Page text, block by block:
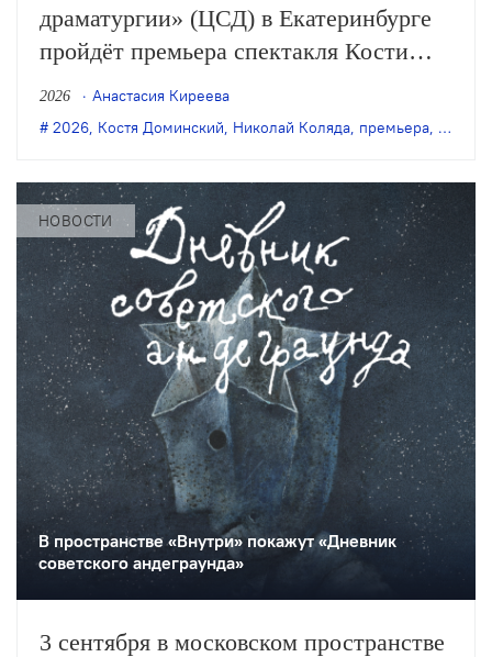
драматургии» (ЦСД) в Екатеринбурге
пройдёт премьера спектакля Кости
Доминского «Симонов и Кузнецов» по
одноимённой пьесе Николая Коляды.
2026
Анастасия Киреева
2026, Костя Доминский, Николай Коляда, премьера,
НОВОСТИ
В пространстве «Внутри» покажут «Дневник
советского андеграунда»
3 сентября в московском пространстве